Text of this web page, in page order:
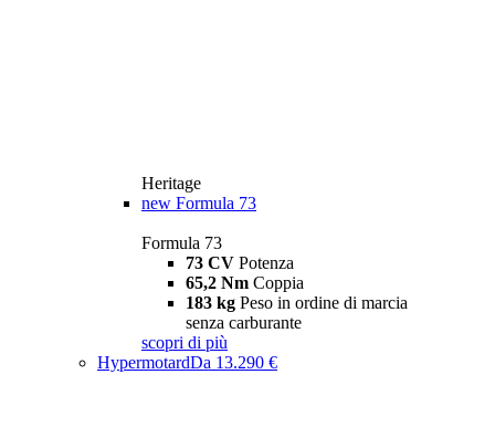
Heritage
new Formula 73
Formula 73
73 CV Potenza
65,2 Nm Coppia
183 kg Peso in ordine di marcia
senza carburante
scopri di più
HypermotardDa 13.290 €